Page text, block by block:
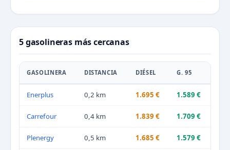
5 gasolineras más cercanas
GASOLINERA DISTANCIA DIÉSEL G. 95
Enerplus 0,2 km 1.695 € 1.589 €
Carrefour 0,4 km 1.839 € 1.709 €
Plenergy 0,5 km 1.685 € 1.579 €